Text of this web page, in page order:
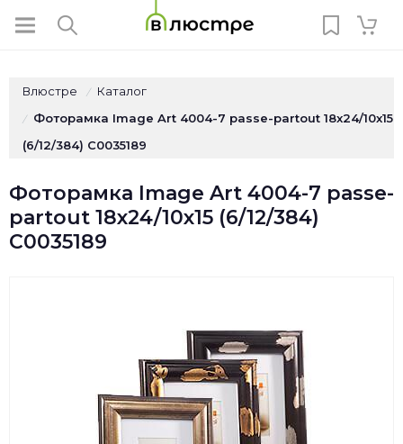
Влюстре / Каталог
/
Фоторамка Image Art 4004-7 passe-partout 18x24/10x15
(6/12/384) C0035189
Фоторамка Image Art 4004-7 passe-
partout 18x24/10x15 (6/12/384)
C0035189